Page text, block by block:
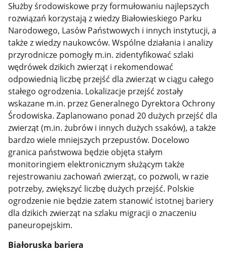
Służby środowiskowe przy formułowaniu najlepszych
rozwiązań korzystają z wiedzy Białowieskiego Parku
Narodowego, Lasów Państwowych i innych instytucji, a
także z wiedzy naukowców. Wspólne działania i analizy
przyrodnicze pomogły m.in. zidentyfikować szlaki
wędrówek dzikich zwierząt i rekomendować
odpowiednią liczbę przejść dla zwierząt w ciągu całego
stałego ogrodzenia. Lokalizacje przejść zostały
wskazane m.in. przez Generalnego Dyrektora Ochrony
Środowiska. Zaplanowano ponad 20 dużych przejść dla
zwierząt (m.in. żubrów i innych dużych ssaków), a także
bardzo wiele mniejszych przepustów. Docelowo
granica państwowa będzie objęta stałym
monitoringiem elektronicznym służącym także
rejestrowaniu zachowań zwierząt, co pozwoli, w razie
potrzeby, zwiększyć liczbę dużych przejść. Polskie
ogrodzenie nie będzie zatem stanowić istotnej bariery
dla dzikich zwierząt na szlaku migracji o znaczeniu
paneuropejskim.
Białoruska bariera